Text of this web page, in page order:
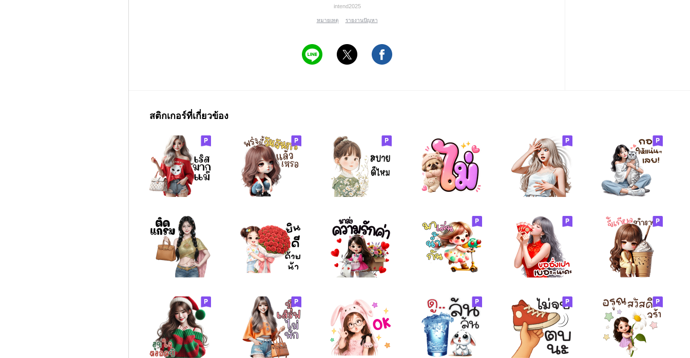
intend2025
หมายเหตุ รายงานปัญหา
สติกเกอร์ที่เกี่ยวข้อง